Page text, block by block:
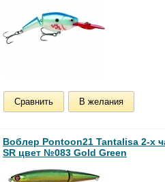
Сравнить В желания
Воблер Pontoon21 Tantalisa 2-x
SR цвет №083 Gold Green